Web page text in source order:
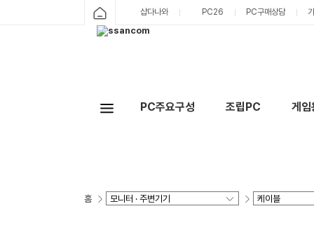
샵다나와 PC26 PC구매상담
PC주요구성 조립PC 게
홈